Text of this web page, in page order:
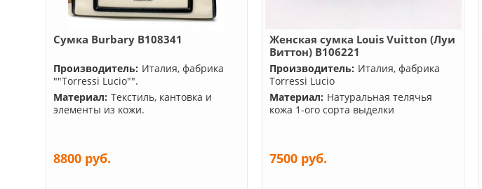
Сумка Burbary B108341
Производитель: Италия, фабрика
""Torressi Lucio"".
Материал: Текстиль, кантовка и
элементы из кожи.
8800 руб.
Женская сумка Louis Vuitton (Луи
Виттон) B106221
Производитель: Италия, фабрика
Torressi Lucio
Материал: Натуральная телячья
кожа 1-ого сорта выделки
7500 руб.